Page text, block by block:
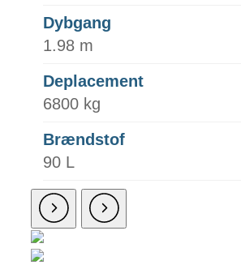
Dybgang
1.98 m
Deplacement
6800 kg
Brændstof
90 L